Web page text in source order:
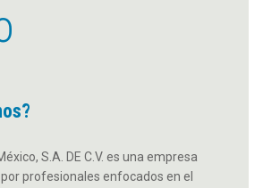
S.A. DE C.V. es una empresa
profesionales enfocados en el